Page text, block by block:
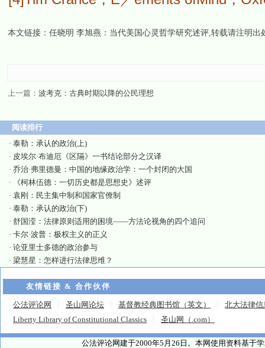
本文链接： 任晓明 李旭燕：当代美国心灵哲学研究述评,转载请注明出
上一篇： 波考克：古典时期以降的公民理想
阅读排行
· 泰勒：承认的政治(上)
· 皮埃尔·布迪厄《区隔》一书结论部分之汉译
· 乔治·弗里德曼：中国的地缘政治学：一个封闭的大国
·
《柯林伍德：一切历史都是思想史》述评
· 袁刚：民主集中制和国家官僚制
· 泰勒：承认的政治(下)
· 舒国滢：法律原则适用的困境——方法论视角的四个追问
· 卡尔·波普：极权主义的正义
· 论亚里士多德的政治参与
· 梁慧星：怎样进行法律思维？
友情链接 & 合作伙伴
公法评论网 圣山网论坛 基督教经典图书馆（英文）
北大法律信
Liberty Library of Constitutional Classics
圣山网（.com）
公法评论网建于2000年5月26日。本网使用资料基于